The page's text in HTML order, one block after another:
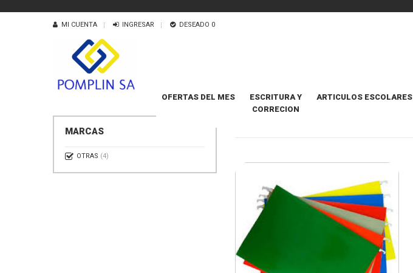
MI CUENTA INGRESAR DESEADO 0
OFERTAS DEL MES
ESCRITURA Y
CORRECION
ARTICULOS ESCOLARES
MARCAS
OTRAS (4)